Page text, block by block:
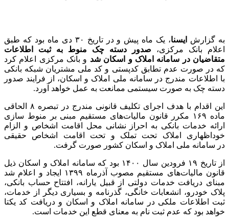
به گزارش ایسنا
، یک ماه پیش و در تاریخ ۳۰ دی ماه بود که طبق
اعلام بانک مرکزی، صدور دسته چک منوط به ثبت اطلاعات
متقاضیان در سامانه املاک و اسکان شد و بانک مرکزی اعلام کرد
که در صورت عدم تطابق کدپستی و کد ملی مشتریان شبکه بانکی
با اطلاعات مندرج در سامانه ملی املاک و اسکان، از فرایند صدور
دسته چک به صورت سیستمی ممانعت به عمل خواهد آورد.
این اقدام با هدف اجرای تکلیف قانونی مندرج در تبصره ۸ الحاقی
ماده ۱۶۹ مکرر قانون مالیات‌های مستقیم مبنی بر منوط ‌سازی
ارائه خدمات بانکی به احراز نشانی محل اقامت اشخاص و الزام
خوداظهاری املاک تحت تملک و تحت اقامت اشخاص حقیقی
در سامانه ملی املاک و اسکان کشور صورت گرفت.
از تاریخ ۱۹ فرودین سال ۱۴۰۰ بود که سامانه املاک و اسکان ذیل
قانون مالیات‌های مستقیم مصوب آذرماه ۱۳۹۹ ایجاد و اعلام شد
مبنای دریافت خدمات دولتی از قبیل یارانه، افتتاح حساب بانکی،
پلاک خودرو، انشعابات خانگی، گذرنامه و بسیاری دیگر از خدمات،
ثبت اطلاعات ملکی در سامانه املاک و اسکان و دریافت کد یکتا
خواهد بود که عدم ثبت نام به معنای قطع این خدمات است.